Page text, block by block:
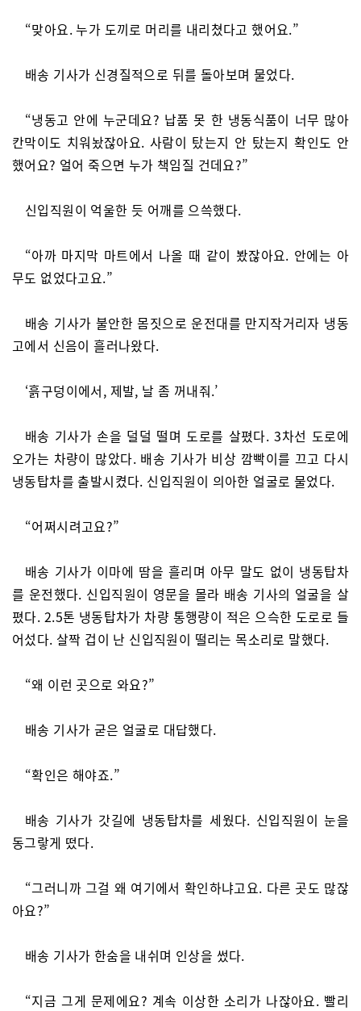
“맞아요. 누가 도끼로 머리를 내리쳤다고 했어요.”
배송 기사가 신경질적으로 뒤를 돌아보며 물었다.
“냉동고 안에 누군데요? 납품 못 한 냉동식품이 너무 많아
칸막이도 치워놨잖아요. 사람이 탔는지 안 탔는지 확인도 안
했어요? 얼어 죽으면 누가 책임질 건데요?”
신입직원이 억울한 듯 어깨를 으쓱했다.
“아까 마지막 마트에서 나올 때 같이 봤잖아요. 안에는 아
무도 없었다고요.”
배송 기사가 불안한 몸짓으로 운전대를 만지작거리자 냉동
고에서 신음이 흘러나왔다.
‘흙구덩이에서, 제발, 날 좀 꺼내줘.’
배송 기사가 손을 덜덜 떨며 도로를 살폈다. 3차선 도로에
오가는 차량이 많았다. 배송 기사가 비상 깜빡이를 끄고 다시
냉동탑차를 출발시켰다. 신입직원이 의아한 얼굴로 물었다.
“어쩌시려고요?”
배송 기사가 이마에 땀을 흘리며 아무 말도 없이 냉동탑차
를 운전했다. 신입직원이 영문을 몰라 배송 기사의 얼굴을 살
폈다. 2.5톤 냉동탑차가 차량 통행량이 적은 으슥한 도로로 들
어섰다. 살짝 겁이 난 신입직원이 떨리는 목소리로 말했다.
“왜 이런 곳으로 와요?”
배송 기사가 굳은 얼굴로 대답했다.
“확인은 해야죠.”
배송 기사가 갓길에 냉동탑차를 세웠다. 신입직원이 눈을
동그랗게 떴다.
“그러니까 그걸 왜 여기에서 확인하냐고요. 다른 곳도 많잖
아요?”
배송 기사가 한숨을 내쉬며 인상을 썼다.
“지금 그게 문제에요? 계속 이상한 소리가 나잖아요. 빨리